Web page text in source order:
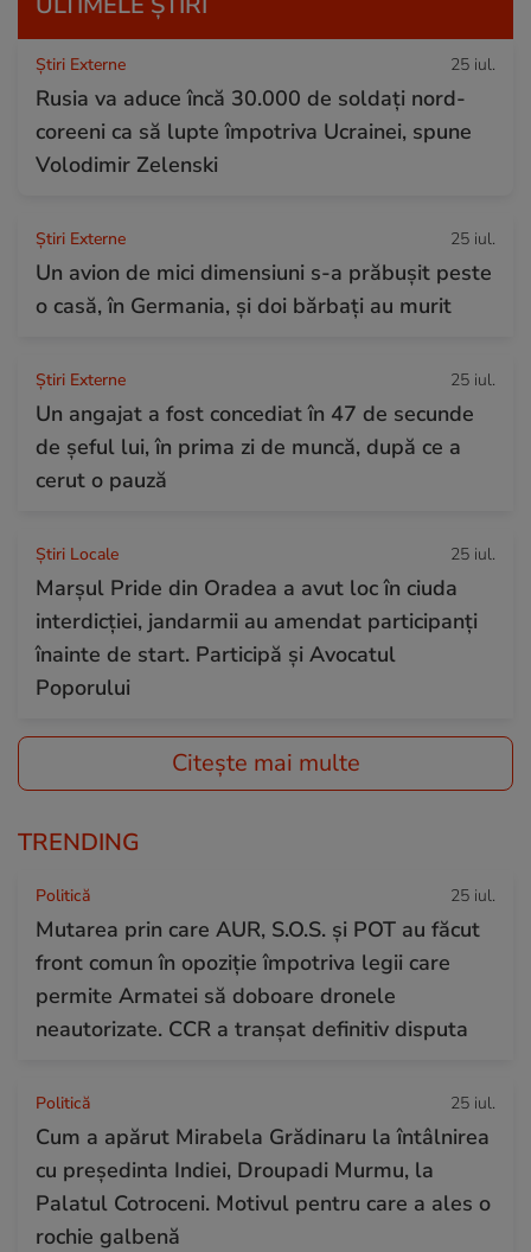
Știri Externe 25 iul.
Rusia va aduce încă 30.000 de soldaţi nord-
coreeni ca să lupte împotriva Ucrainei, spune
Volodimir Zelenski
Știri Externe 25 iul.
Un avion de mici dimensiuni s-a prăbușit peste
o casă, în Germania, și doi bărbați au murit
Știri Externe 25 iul.
Un angajat a fost concediat în 47 de secunde
de șeful lui, în prima zi de muncă, după ce a
cerut o pauză
Știri Locale 25 iul.
Marșul Pride din Oradea a avut loc în ciuda
interdicției, jandarmii au amendat participanți
înainte de start. Participă și Avocatul
Poporului
Citește mai multe
TRENDING
Politică 25 iul.
Mutarea prin care AUR, S.O.S. și POT au făcut
front comun în opoziție împotriva legii care
permite Armatei să doboare dronele
neautorizate. CCR a tranșat definitiv disputa
Politică 25 iul.
Cum a apărut Mirabela Grădinaru la întâlnirea
cu președinta Indiei, Droupadi Murmu, la
Palatul Cotroceni. Motivul pentru care a ales o
rochie galbenă